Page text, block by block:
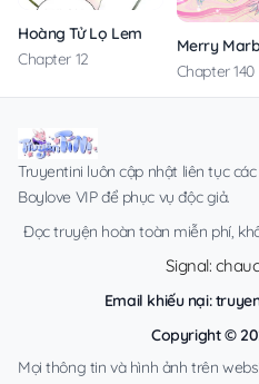
Hoàng Tử Lọ Lem
Chapter 12
Merry
Chapter 140
Truyentini luôn cập nhật liên tục
Boylove VIP để phục vụ độc giả.
Đọc truyện hoàn toàn miễn phí,
Signal:
Email khiếu nại:
Copyright ©
Mọi thông tin và hình ảnh trên